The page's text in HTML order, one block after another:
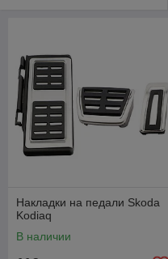
Накладки на педали Skoda
Kodiaq
В наличии